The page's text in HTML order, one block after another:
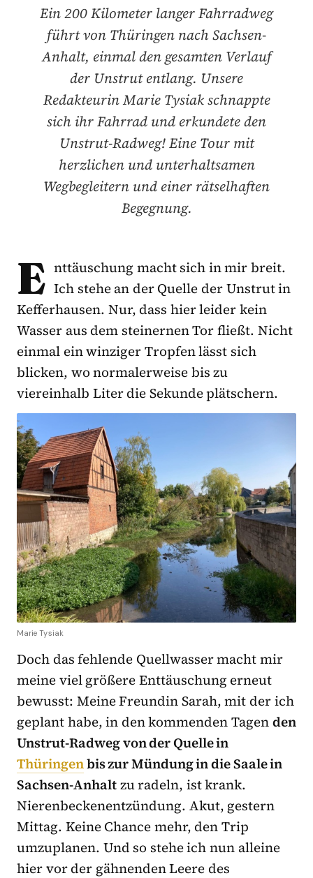
Ein 200 Kilometer langer Fahrradweg
führt von Thüringen nach Sachsen-
Anhalt, einmal den gesamten Verlauf
der Unstrut entlang. Unsere
Redakteurin Marie Tysiak schnappte
sich ihr Fahrrad und erkundete den
Unstrut-Radweg! Eine Tour mit
herzlichen und unterhaltsamen
Wegbegleitern und einer rätselhaften
Begegnung.
E nttäuschung macht sich in mir breit.
Ich stehe an der Quelle der Unstrut in
Kefferhausen. Nur, dass hier leider kein
Wasser aus dem steinernen Tor fließt. Nicht
einmal ein winziger Tropfen lässt sich
blicken, wo normalerweise bis zu
viereinhalb Liter die Sekunde plätschern.
Marie Tysiak
Doch das fehlende Quellwasser macht mir
meine viel größere Enttäuschung erneut
bewusst: Meine Freundin Sarah, mit der ich
geplant habe, in den kommenden Tagenden
Unstrut-Radweg von der Quelle in
Thüringenbis zur Mündung in die Saale in
Sachsen-Anhaltzu radeln, ist krank.
Nierenbeckenentzündung. Akut, gestern
Mittag. Keine Chance mehr, den Trip
umzuplanen. Und so stehe ich nun alleine
hier vor der gähnenden Leere des